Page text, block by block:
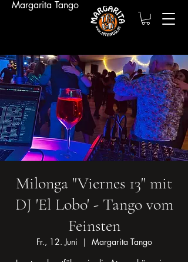
Margarita Tango
Milonga "Viernes 13" mit
DJ 'El Lobo' - Tango vom
Feinsten
Fr., 12. Juni
  |
Margarita Tango